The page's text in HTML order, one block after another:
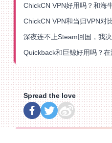
深夜连不上Steam回国，我
Spread the love